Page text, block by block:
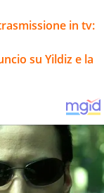
in tv:
su Yildiz e la